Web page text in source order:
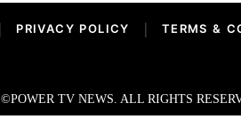
PRIVACY POLICY TERMS &
©POWER TV NEWS. ALL RIGHTS